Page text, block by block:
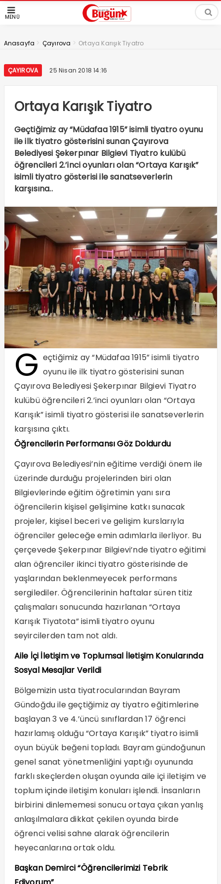
MENÜ
Anasayfa > Çayırova > Ortaya Karışık Tiyatro
ÇAYIROVA 25 Nisan 2018 14:16
Ortaya Karışık Tiyatro
Geçtiğimiz ay “Müdafaa 1915” isimli tiyatro oyunu
ile ilk tiyatro gösterisini sunan Çayırova
Belediyesi Şekerpınar Bilgievi Tiyatro kulübü
öğrencileri 2.’inci oyunları olan “Ortaya Karışık”
isimli tiyatro gösterisi ile sanatseverlerin
karşısına..
G eçtiğimiz ay “Müdafaa 1915” isimli tiyatro
oyunu ile ilk tiyatro gösterisini sunan
Çayırova Belediyesi Şekerpınar Bilgievi Tiyatro
kulübü öğrencileri 2.’inci oyunları olan “Ortaya
Karışık” isimli tiyatro gösterisi ile sanatseverlerin
karşısına çıktı.
Öğrencilerin Performansı Göz Doldurdu
Çayırova Belediyesi’nin eğitime verdiği önem ile
üzerinde durduğu projelerinden biri olan
Bilgievlerinde eğitim öğretimin yanı sıra
öğrencilerin kişisel gelişimine katkı sunacak
projeler, kişisel beceri ve gelişim kurslarıyla
öğrenciler geleceğe emin adımlarla ilerliyor. Bu
çerçevede Şekerpınar Bilgievi’nde tiyatro eğitimi
alan öğrenciler ikinci tiyatro gösterisinde de
yaşlarından beklenmeyecek performans
sergilediler. Öğrencilerinin haftalar süren titiz
çalışmaları sonucunda hazırlanan “Ortaya
Karışık Tiyatota” isimli tiyatro oyunu
seyircilerden tam not aldı.
Aile İçi İletişim ve Toplumsal İletişim Konularında
Sosyal Mesajlar Verildi
Bölgemizin usta tiyatrocularından Bayram
Gündoğdu ile geçtiğimiz ay tiyatro eğitimlerine
başlayan 3 ve 4.’üncü sınıflardan 17 öğrenci
hazırlamış olduğu “Ortaya Karışık” tiyatro isimli
oyun büyük beğeni topladı. Bayram gündoğunun
genel sanat yönetmenliğini yaptığı oyununda
farklı skeçlerden oluşan oyunda aile içi iletişim ve
toplum içinde iletişim konuları işlendi. İnsanların
birbirini dinlememesi sonucu ortaya çıkan yanlış
anlaşılmalara dikkat çekilen oyunda birde
öğrenci velisi sahne alarak öğrencilerin
heyecanlarına ortak oldu.
Başkan Demirci “Öğrencilerimizi Tebrik